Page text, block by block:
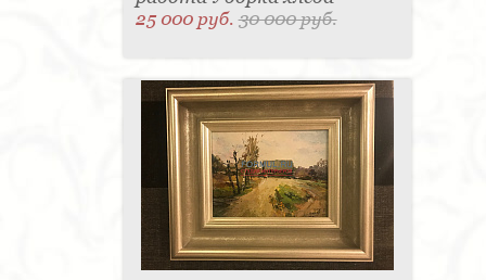
25 000 руб.30 000 руб.